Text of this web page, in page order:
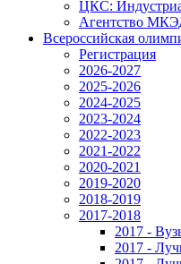
ЦКС:
Агентство
Всероссийская
Регистрация
2026-2027
2025-2026
2024-2025
2023-2024
2022-2023
2021-2022
2020-2021
2019-2020
2018-2019
2017-2018
2017 -
2017 -